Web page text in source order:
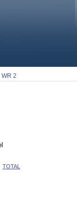
WR 2
TOTAL